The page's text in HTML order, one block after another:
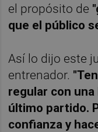
el propósito de
que el público
Así lo dijo este
entrenador.
regular con
último partido.
confianza y